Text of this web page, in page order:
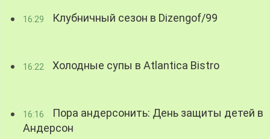
16:29 Клубничный сезон в Dizengof/99
16:22 Холодные супы в Atlantica Bistro
16:16
Пора андерсонить: День защиты детей в
Андерсон